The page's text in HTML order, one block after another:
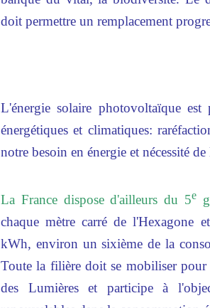
doit permettre un remplacement
L'énergie solaire photovoltaïque est
énergétiques et climatiques:
notre besoin en énergie et nécessité
La France dispose d'ailleurs du 5e
chaque mètre carré de l'Hexagone
kWh, environ un sixième de la
Toute la filière doit se mobiliser
des Lumières et participe à